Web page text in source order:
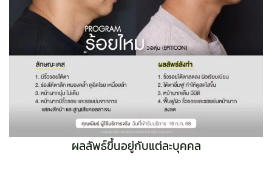
ผลลัพธ์ขึ้นอยู่กับแต่ละบุคคล